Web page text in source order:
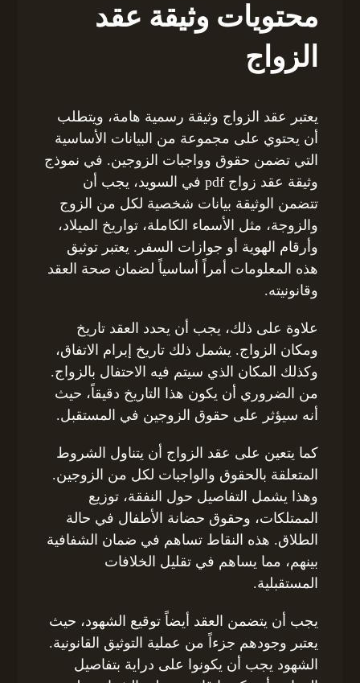
محتويات وثيقة عقد
الزواج
يعتبر عقد الزواج وثيقة رسمية هامة، ويتطلب
أن يحتوي على مجموعة من البيانات الأساسية
التي تضمن حقوق وواجبات الزوجين. في نموذج
وثيقة عقد زواج pdf في السويد، يجب أن
تتضمن الوثيقة بيانات شخصية لكل من الزوج
والزوجة، مثل الأسماء الكاملة، تواريخ الميلاد،
وأرقام الهوية أو جوازات السفر. يعتبر توثيق
هذه المعلومات أمراً أساسياً لضمان صحة العقد
وقانونيته.
علاوة على ذلك، يجب أن يحدد العقد تاريخ
ومكان الزواج. يشمل ذلك تاريخ إبرام الاتفاق،
وكذلك المكان الذي سيتم فيه الاحتفال بالزواج.
من الضروري أن يكون هذا التاريخ دقيقاً، حيث
أنه سيؤثر على حقوق الزوجين في المستقبل.
كما يتعين على عقد الزواج أن يتناول الشروط
المتعلقة بالحقوق والواجبات لكل من الزوجين.
وهذا يشمل التفاصيل حول النفقة، توزيع
الممتلكات، وحقوق حضانة الأطفال في حالة
الطلاق. هذه النقاط تساهم في ضمان الشفافية
بينهم، مما يساهم في تقليل الخلافات
المستقبلية.
يجب أن يتضمن العقد أيضاً توقيع الشهود، حيث
يعتبر وجودهم جزءاً من عملية التوثيق القانونية.
الشهود يجب أن يكونوا على دراية بتفاصيل